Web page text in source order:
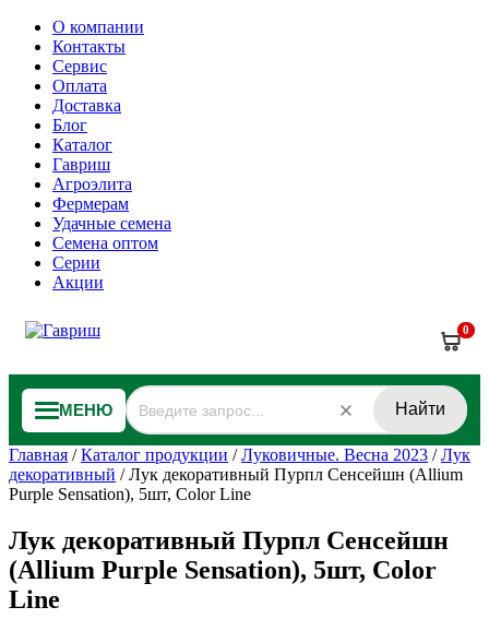
О компании
Контакты
Сервис
Оплата
Доставка
Блог
Каталог
Гавриш
Агроэлита
Фермерам
Удачные семена
Семена оптом
Серии
Акции
0
МЕНЮ Найти
Главная /Каталог продукции /Луковичные. Весна 2023 /Лук
декоративный /Лук декоративный Пурпл Сенсейшн (Allium
Purple Sensation), 5шт, Color Line
Лук декоративный Пурпл Сенсейшн
(Allium Purple Sensation), 5шт, Color
Line